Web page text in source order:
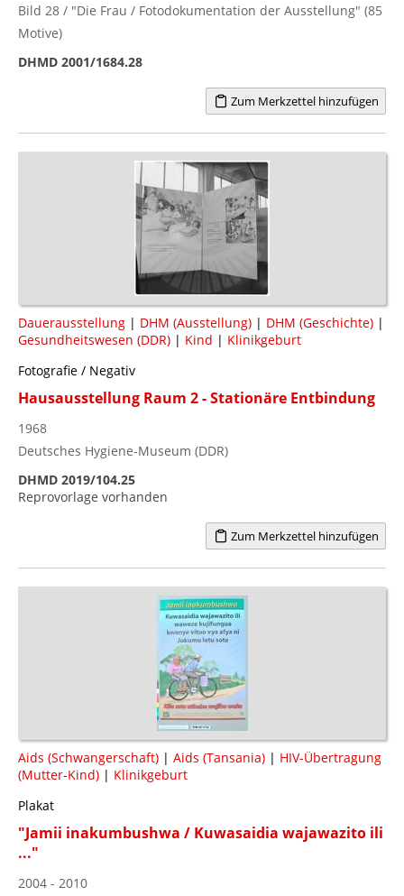
Bild 28 / "Die Frau / Fotodokumentation der Ausstellung" (85
Motive)
DHMD 2001/1684.28
Zum Merkzettel hinzufügen
Dauerausstellung | DHM (Ausstellung) | DHM (Geschichte) |
Gesundheitswesen (DDR) | Kind | Klinikgeburt
Fotografie / Negativ
Hausausstellung Raum 2 - Stationäre Entbindung
1968
Deutsches Hygiene-Museum (DDR)
DHMD 2019/104.25
Reprovorlage vorhanden
Zum Merkzettel hinzufügen
Aids (Schwangerschaft) | Aids (Tansania) | HIV-Übertragung
(Mutter-Kind) | Klinikgeburt
Plakat
"Jamii inakumbushwa / Kuwasaidia wajawazito ili
..."
2004 - 2010